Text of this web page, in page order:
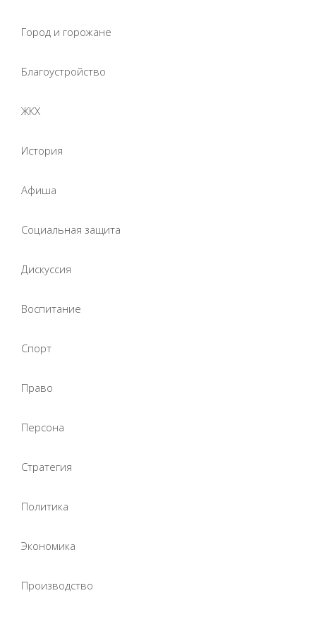
Город и горожане
Благоустройство
ЖКХ
История
Афиша
Социальная защита
Дискуссия
Воспитание
Спорт
Право
Персона
Стратегия
Политика
Экономика
Производство